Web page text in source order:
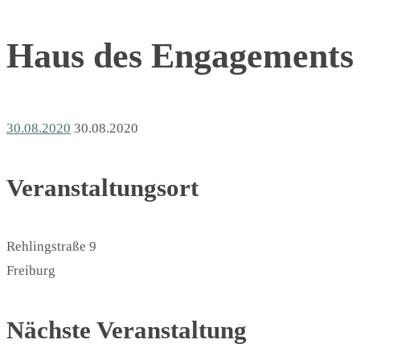
Haus des Engagements
30.08.2020 30.08.2020
Veranstaltungsort
Rehlingstraße 9
Freiburg
Nächste Veranstaltung